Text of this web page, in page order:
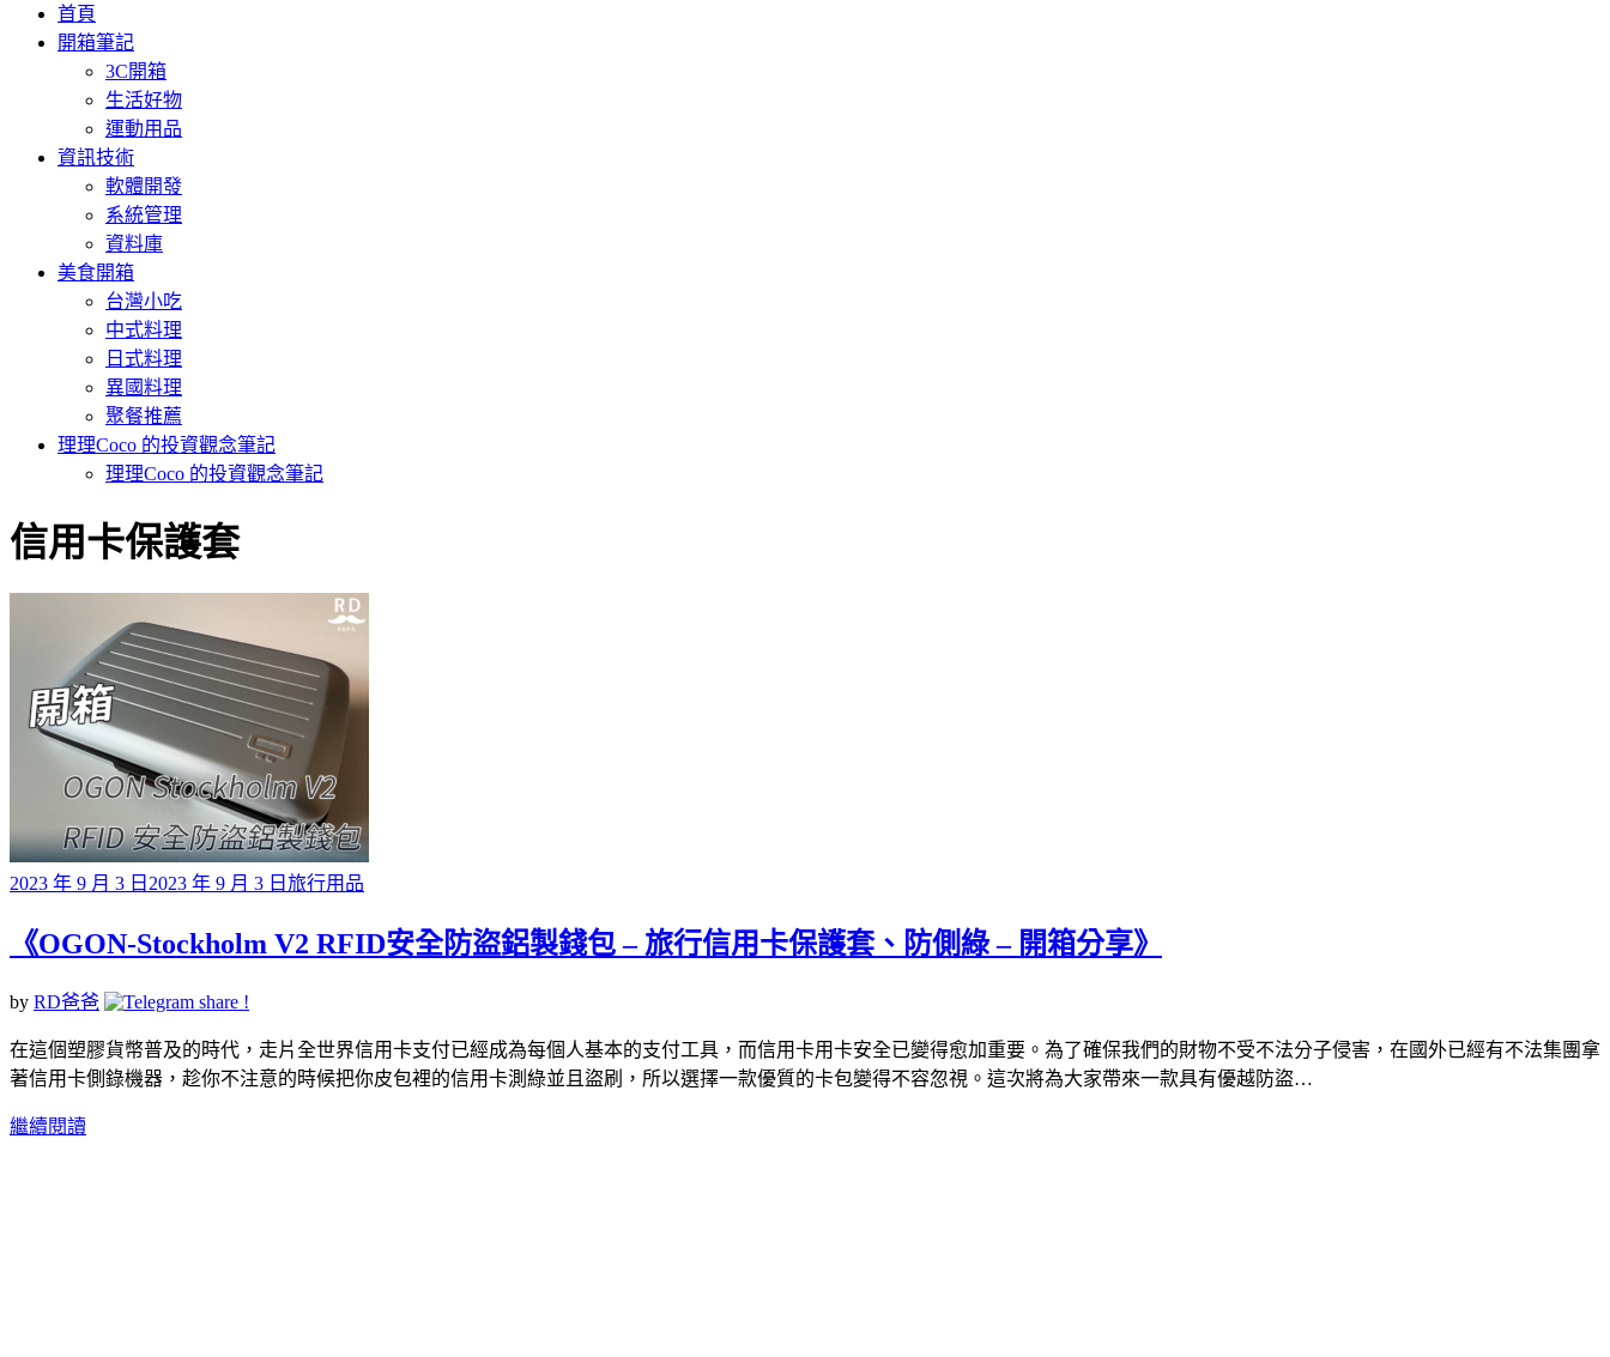
首頁
開箱筆記
3C開箱
生活好物
運動用品
資訊技術
軟體開發
系統管理
資料庫
美食開箱
台灣小吃
中式料理
日式料理
異國料理
聚餐推薦
理理Coco 的投資觀念筆記
理理Coco 的投資觀念筆記
標籤
:
信用卡保護套
Posted
on
2023 年 9 月 3 日 2023 年 9 月 3 日 旅行用品
《OGON-Stockholm V2 RFID安全防盜鋁製錢包 – 旅行信用卡保護套、防側綠 – 開箱分享》
by RD爸爸
在這個塑膠貨幣普及的時代，走片全世界信用卡支付已經成為每個人基本的支付工具，而信用卡用卡安全已變得愈加重要。為了確保我們的財物不受不法分子侵害，在國外已經有不法集團拿
著信用卡側錄機器，趁你不注意的時候把你皮包裡的信用卡測綠並且盜刷，所以選擇一款優質的卡包變得不容忽視。這次將為大家帶來一款具有優越防盜…
繼續閱讀